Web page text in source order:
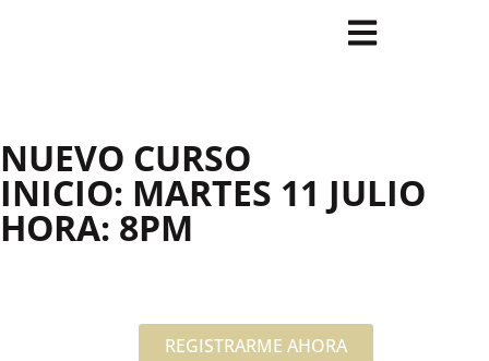
NUEVO CURSO
INICIO: MARTES 11 JULIO
HORA: 8PM
REGISTRARME AHORA